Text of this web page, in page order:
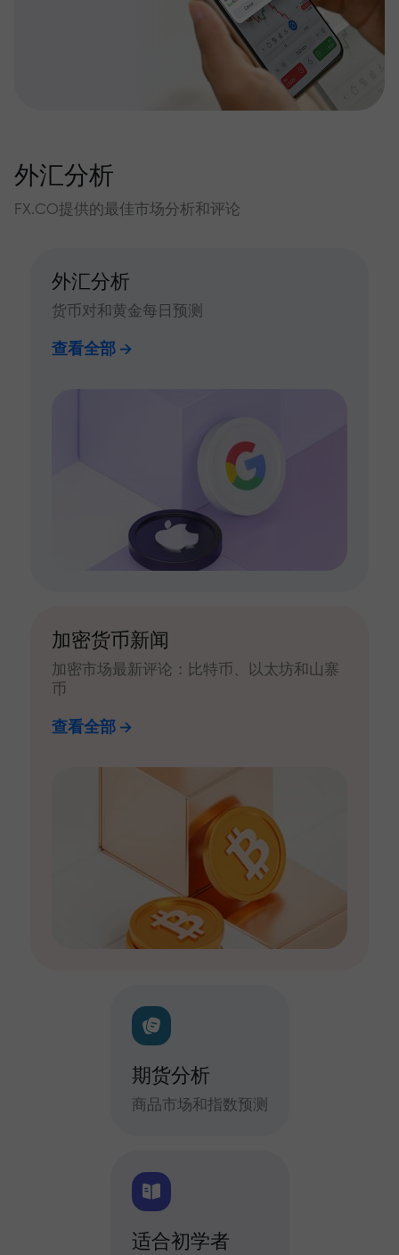
外汇分析
FX.CO提供的最佳市场分析和评论
外汇分析
货币对和黄金每日预测
查看全部
加密货币新闻
加密市场最新评论：比特币、以太坊和山寨
币
查看全部
期货分析
商品市场和指数预测
适合初学者